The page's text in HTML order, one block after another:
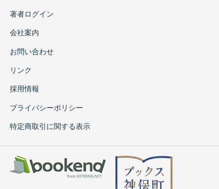
著者ログイン
会社案内
お問い合わせ
リンク
採用情報
プライバシーポリシー
特定商取引に関する表示